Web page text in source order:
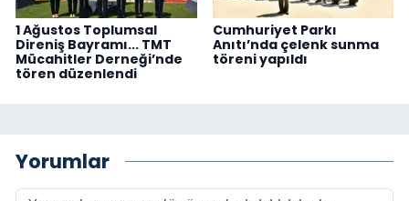
1 Ağustos Toplumsal
Direniş Bayramı... TMT
Mücahitler Derneği’nde
tören düzenlendi
Cumhuriyet Parkı
Anıtı’nda çelenk sunma
töreni yapıldı
Yorumlar